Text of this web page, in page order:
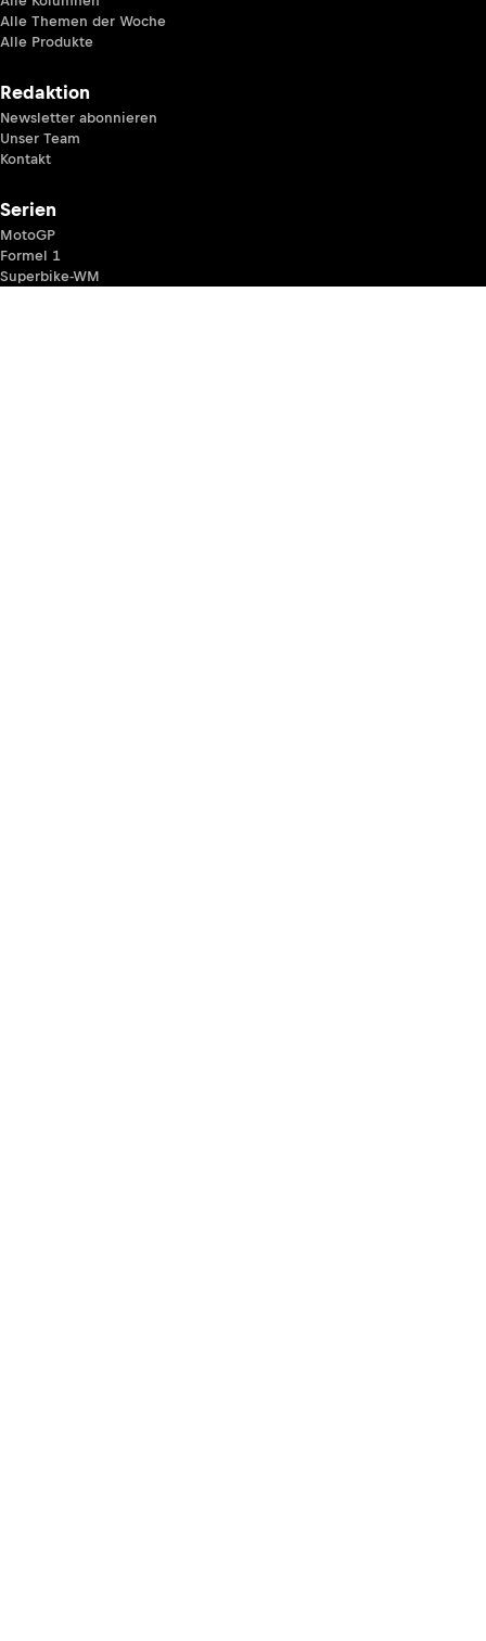
Alle Themen der Woche
Alle Produkte
Redaktion
Newsletter abonnieren
Unser Team
Kontakt
Serien
MotoGP
Formel 1
Superbike-WM